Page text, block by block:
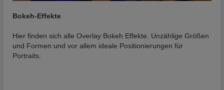
Bokeh-Effekte
Hier finden sich alle Overlay Bokeh Effekte. Unzählige Größen
und Formen und vor allem ideale Positionierungen für
Portraits.